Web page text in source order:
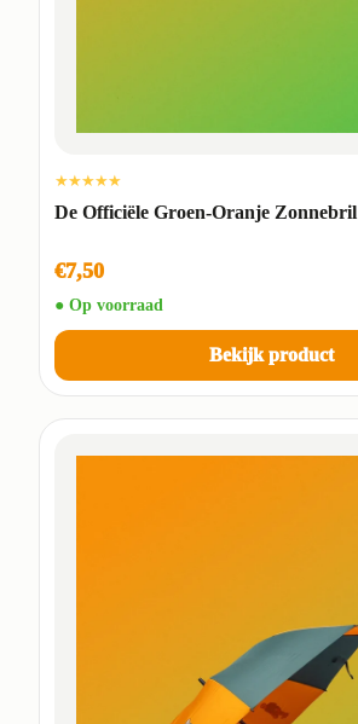
★★★★★
De Officiële Groen-Oranje Zonnebril
€7,50
● Op voorraad
Bekijk product